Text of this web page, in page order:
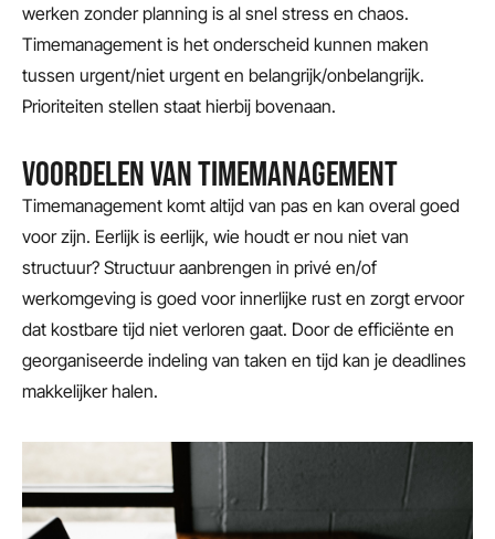
werken zonder planning is al snel stress en chaos.
Timemanagement is het onderscheid kunnen maken
tussen urgent/niet urgent en belangrijk/onbelangrijk.
Prioriteiten stellen staat hierbij bovenaan.
VOORDELEN VAN TIMEMANAGEMENT
Timemanagement komt altijd van pas en kan overal goed
voor zijn. Eerlijk is eerlijk, wie houdt er nou niet van
structuur? Structuur aanbrengen in privé en/of
werkomgeving is goed voor innerlijke rust en zorgt ervoor
dat kostbare tijd niet verloren gaat. Door de efficiënte en
georganiseerde indeling van taken en tijd kan je deadlines
makkelijker halen.